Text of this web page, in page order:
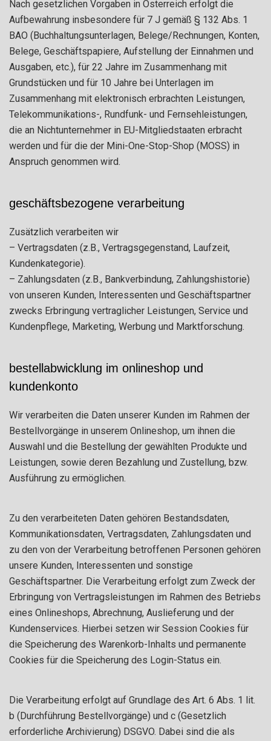
Nach gesetzlichen Vorgaben in Österreich erfolgt die
Aufbewahrung insbesondere für 7 J gemäß § 132 Abs. 1
BAO (Buchhaltungsunterlagen, Belege/Rechnungen, Konten,
Belege, Geschäftspapiere, Aufstellung der Einnahmen und
Ausgaben, etc.), für 22 Jahre im Zusammenhang mit
Grundstücken und für 10 Jahre bei Unterlagen im
Zusammenhang mit elektronisch erbrachten Leistungen,
Telekommunikations-, Rundfunk- und Fernsehleistungen,
die an Nichtunternehmer in EU-Mitgliedstaaten erbracht
werden und für die der Mini-One-Stop-Shop (MOSS) in
Anspruch genommen wird.
geschäftsbezogene verarbeitung
Zusätzlich verarbeiten wir
– Vertragsdaten (z.B., Vertragsgegenstand, Laufzeit,
Kundenkategorie).
– Zahlungsdaten (z.B., Bankverbindung, Zahlungshistorie)
von unseren Kunden, Interessenten und Geschäftspartner
zwecks Erbringung vertraglicher Leistungen, Service und
Kundenpflege, Marketing, Werbung und Marktforschung.
bestellabwicklung im onlineshop und
kundenkonto
Wir verarbeiten die Daten unserer Kunden im Rahmen der
Bestellvorgänge in unserem Onlineshop, um ihnen die
Auswahl und die Bestellung der gewählten Produkte und
Leistungen, sowie deren Bezahlung und Zustellung, bzw.
Ausführung zu ermöglichen.
Zu den verarbeiteten Daten gehören Bestandsdaten,
Kommunikationsdaten, Vertragsdaten, Zahlungsdaten und
zu den von der Verarbeitung betroffenen Personen gehören
unsere Kunden, Interessenten und sonstige
Geschäftspartner. Die Verarbeitung erfolgt zum Zweck der
Erbringung von Vertragsleistungen im Rahmen des Betriebs
eines Onlineshops, Abrechnung, Auslieferung und der
Kundenservices. Hierbei setzen wir Session Cookies für
die Speicherung des Warenkorb-Inhalts und permanente
Cookies für die Speicherung des Login-Status ein.
Die Verarbeitung erfolgt auf Grundlage des Art. 6 Abs. 1 lit.
b (Durchführung Bestellvorgänge) und c (Gesetzlich
erforderliche Archivierung) DSGVO. Dabei sind die als